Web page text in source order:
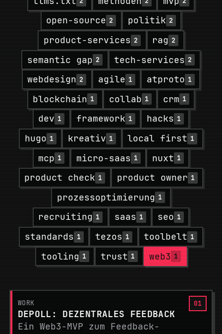
open-source 2 politik 2
product-services 2 rag 2
semantic gap 2 tech-services 2
webdesign 2 agile 1 atproto 1
blockchain 1 collab 1 crm 1
dev 1 framework 1 hacks 1
hugo 1 kreativ 1 local first 1
mcp 1 micro-saas 1 nuxt 1
product check 1 product owner 1
prozessoptimierung 1
recruiting 1 saas 1 seo 1
standards 1 tezos 1 toolbelt 1
tooling 1 trust 1 web3 1
WORK
DEPOLL: DEZENTRALES FEEDBACK
Ein Web3-MVP zum Feedback-